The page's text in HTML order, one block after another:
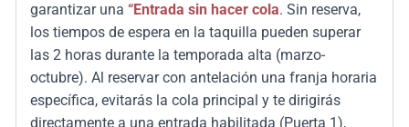
garantizar una “Entrada sin hacer cola. Sin reserva,
los tiempos de espera en la taquilla pueden superar
las 2 horas durante la temporada alta (marzo-
octubre). Al reservar con antelación una franja horaria
específica, evitarás la cola principal y te dirigirás
directamente a una entrada habilitada (Puerta 1),